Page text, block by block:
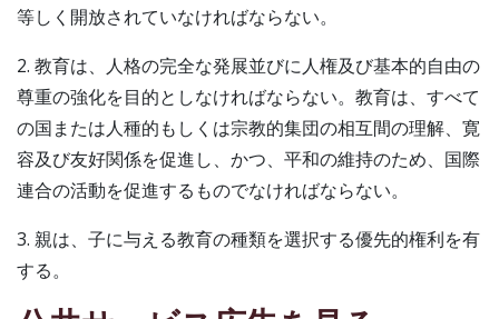
等しく開放されていなければならない。
2. 教育は、人格の完全な発展並びに人権及び基本的自由の
尊重の強化を目的としなければならない。教育は、すべて
の国または人種的もしくは宗教的集団の相互間の理解、寛
容及び友好関係を促進し、かつ、平和の維持のため、国際
連合の活動を促進するものでなければならない。
3. 親は、子に与える教育の種類を選択する優先的権利を有
する。